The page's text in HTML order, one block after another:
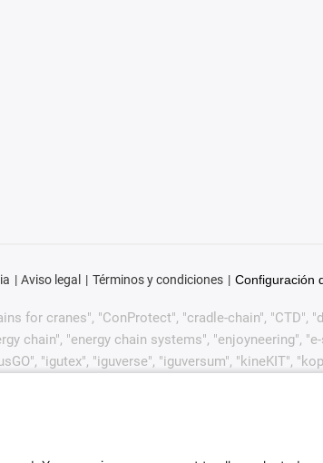
Aviso legal Términos y condiciones Configuración
for cranes", "ConProtect", "cradle-chain", "CTD",
chain", "energy chain systems", "enjoyneering",
"igutex", "iguverse", "iguversum", "kineKIT",
algunos países extranjeros. Esta es una lista no
o de empresas afiliadas a igus en Alemania,